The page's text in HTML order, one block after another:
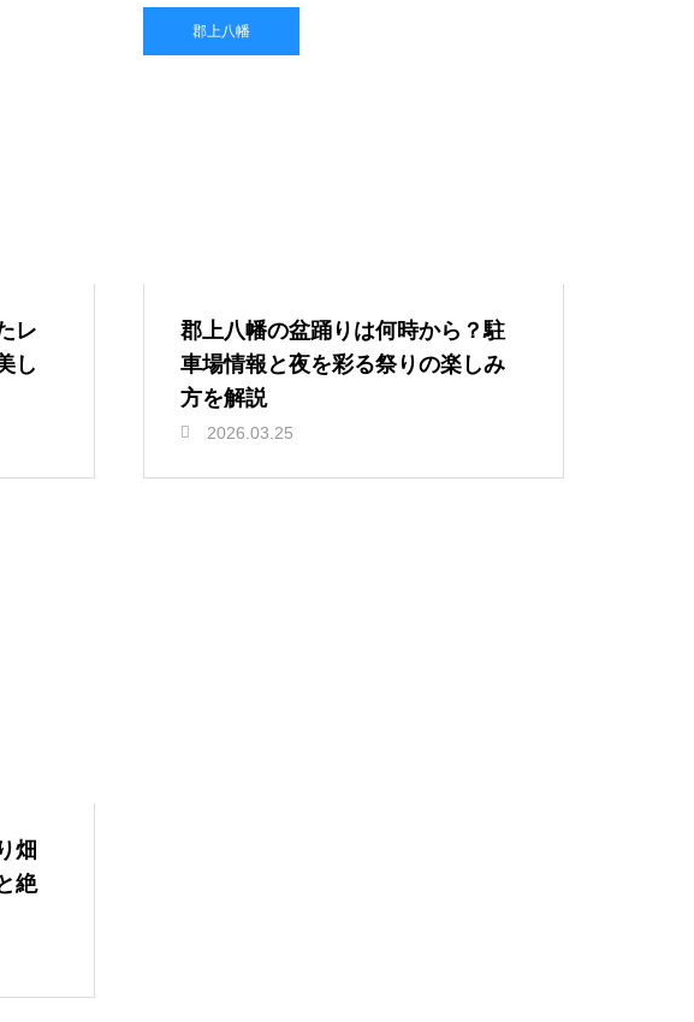
レ
し
郡上八幡
郡上八幡の盆踊りは何時から？駐
車場情報と夜を彩る祭りの楽しみ
方を解説
2026.03.25
畑
絶